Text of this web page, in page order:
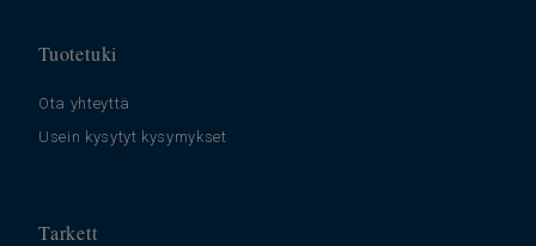
Tuotetuki
Ota yhteyttä
Usein kysytyt kysymykset
Tarkett